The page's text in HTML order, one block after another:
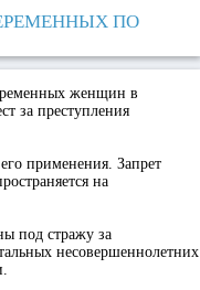
ПО
женщин в
за преступления
применения. Запрет
на
под стражу за
несовершеннолетних